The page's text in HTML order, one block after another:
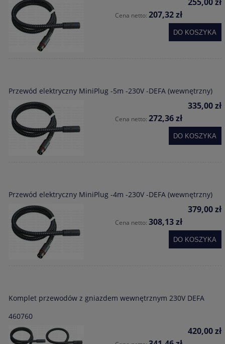
Cena netto: 207,32 zł
DO KOSZYKA
Przewód elektryczny MiniPlug -5m -230V -DEFA (wewnętrzny)
335,00 zł
Cena netto: 272,36 zł
DO KOSZYKA
Przewód elektryczny MiniPlug -4m -230V -DEFA (wewnętrzny)
379,00 zł
Cena netto: 308,13 zł
DO KOSZYKA
Komplet przewodów z gniazdem wewnętrznym 230V DEFA
460760
420,00 zł